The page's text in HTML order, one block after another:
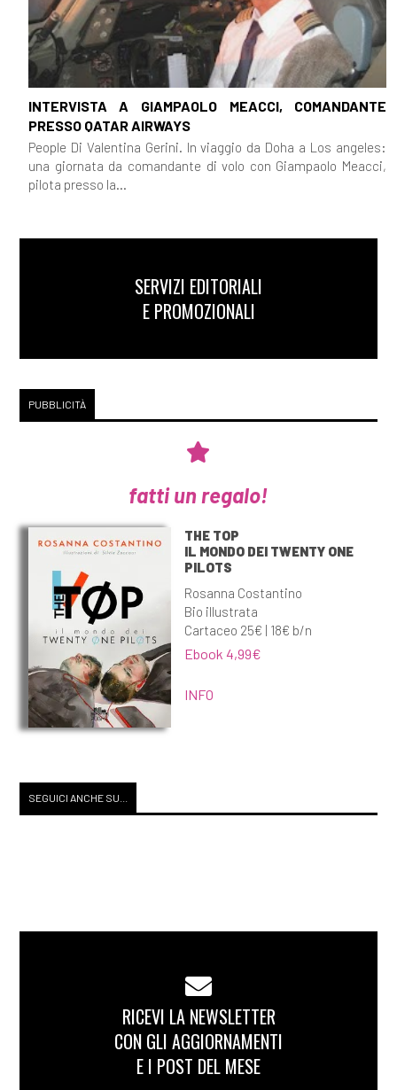
INTERVISTA A GIAMPAOLO MEACCI, COMANDANTE
PRESSO QATAR AIRWAYS
People Di Valentina Gerini. In viaggio da Doha a Los angeles:
una giornata da comandante di volo con Giampaolo Meacci,
pilota presso la...
SERVIZI EDITORIALI
E PROMOZIONALI
PUBBLICITÀ
fatti un regalo!
THE TOP
IL MONDO DEI TWENTY ONE
PILOTS
Rosanna Costantino
Bio illustrata
Cartaceo 25€ | 18€ b/n
Ebook 4,99€
INFO
SEGUICI ANCHE SU...
RICEVI LA NEWSLETTER
CON GLI AGGIORNAMENTI
E I POST DEL MESE